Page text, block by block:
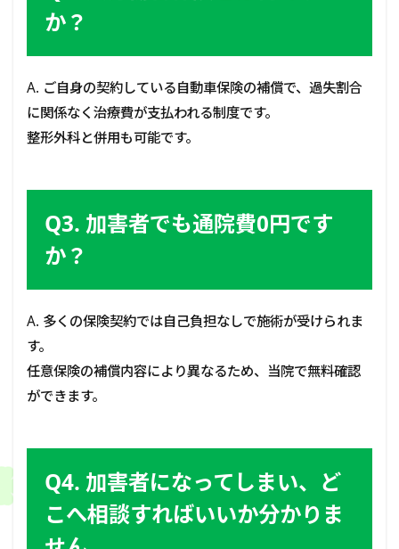
か？
A. ご自身の契約している自動車保険の補償で、過失割合
に関係なく治療費が支払われる制度です。
整形外科と併用も可能です。
Q3. 加害者でも通院費0円です
か？
A. 多くの保険契約では自己負担なしで施術が受けられま
す。
任意保険の補償内容により異なるため、当院で無料確認
ができます。
Q4. 加害者になってしまい、ど
こへ相談すればいいか分かりま